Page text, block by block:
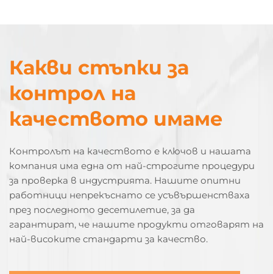
Какви стъпки за
контрол на
качеството имаме
Контролът на качеството е ключов и нашата
компания има една от най-строгите процедури
за проверка в индустрията. Нашите опитни
работници непрекъснато се усъвършенстваха
през последното десетилетие, за да
гарантират, че нашите продукти отговарят на
най-високите стандарти за качество.